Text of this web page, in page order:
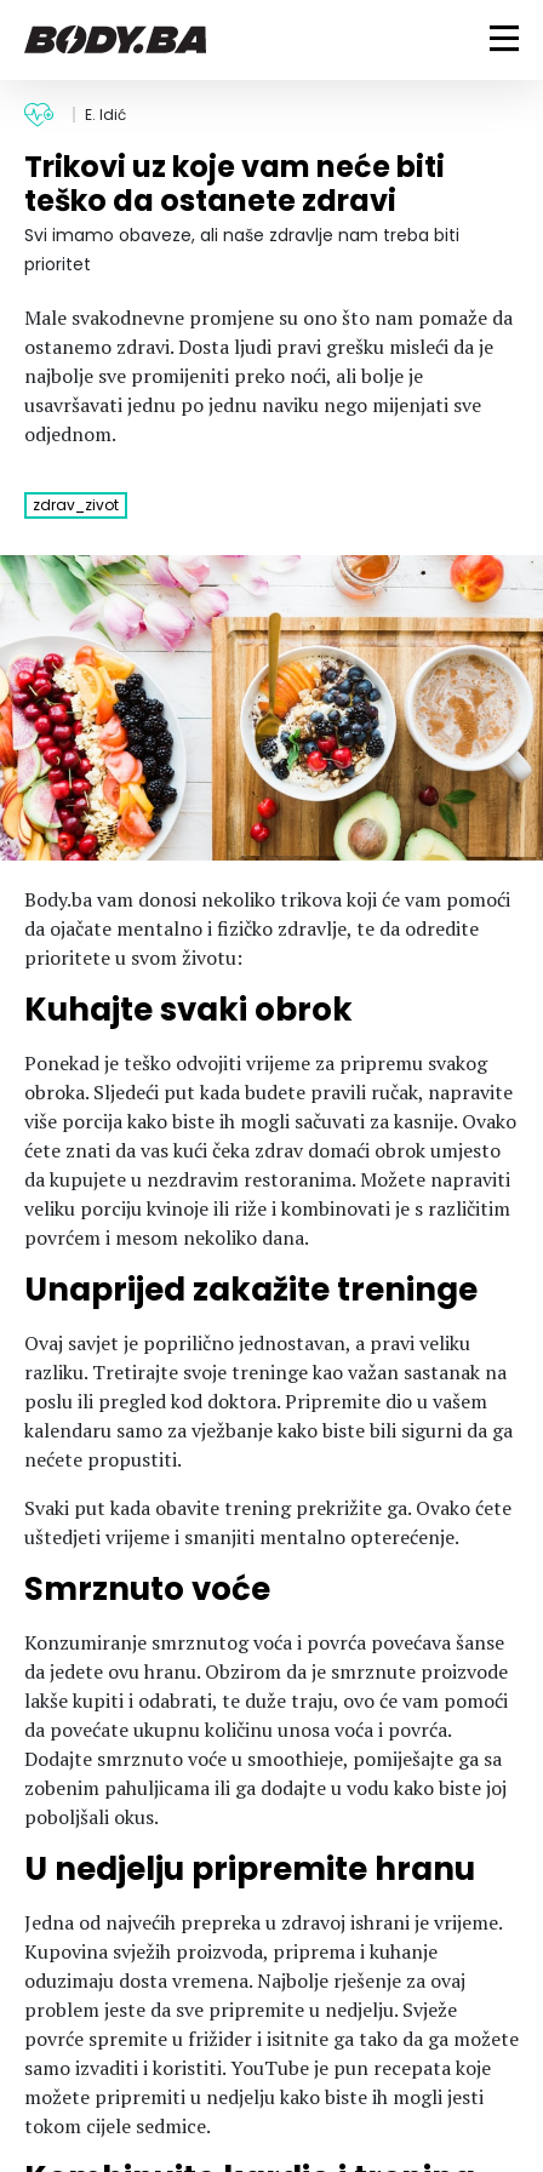
FITNESS
Vježbanje
Mršanje
Discipline
Indoor & Outdoor
BODYBUILDING
Trening i vježbe
Takmičarski bodybuilding
Ostalo
ISHRANA
Nutricionizam
Recepti
Suplementi
Tablica kalorija
ZDRAVLJE
Um i tijelo
Povrede i bolesti
Lifestyle
LIFESTYLE
Bodybuilding
Ishrana
Hedonizam
MAGAZIN
Njega nje
Njega njega
Šminka
Tehnologija
KALORIJE
E. Idić
Trikovi uz koje vam neće biti
teško da ostanete zdravi
Svi imamo obaveze, ali naše zdravlje nam treba biti
prioritet
Male svakodnevne promjene su ono što nam pomaže da
ostanemo zdravi. Dosta ljudi pravi grešku misleći da je
najbolje sve promijeniti preko noći, ali bolje je
usavršavati jednu po jednu naviku nego mijenjati sve
odjednom.
zdrav_zivot
Body.ba vam donosi nekoliko trikova koji će vam pomoći
da ojačate mentalno i fizičko zdravlje, te da odredite
prioritete u svom životu:
Kuhajte svaki obrok
Ponekad je teško odvojiti vrijeme za pripremu svakog
obroka. Sljedeći put kada budete pravili ručak, napravite
više porcija kako biste ih mogli sačuvati za kasnije. Ovako
ćete znati da vas kući čeka zdrav domaći obrok umjesto
da kupujete u nezdravim restoranima. Možete napraviti
veliku porciju kvinoje ili riže i kombinovati je s različitim
povrćem i mesom nekoliko dana.
Unaprijed zakažite treninge
Ovaj savjet je poprilično jednostavan, a pravi veliku
razliku. Tretirajte svoje treninge kao važan sastanak na
poslu ili pregled kod doktora. Pripremite dio u vašem
kalendaru samo za vježbanje kako biste bili sigurni da ga
nećete propustiti.
Svaki put kada obavite trening prekrižite ga. Ovako ćete
uštedjeti vrijeme i smanjiti mentalno opterećenje.
Smrznuto voće
Konzumiranje smrznutog voća i povrća povećava šanse
da jedete ovu hranu. Obzirom da je smrznute proizvode
lakše kupiti i odabrati, te duže traju, ovo će vam pomoći
da povećate ukupnu količinu unosa voća i povrća.
Dodajte smrznuto voće u smoothieje, pomiješajte ga sa
zobenim pahuljicama ili ga dodajte u vodu kako biste joj
poboljšali okus.
U nedjelju pripremite hranu
Jedna od najvećih prepreka u zdravoj ishrani je vrijeme.
Kupovina svježih proizvoda, priprema i kuhanje
oduzimaju dosta vremena. Najbolje rješenje za ovaj
problem jeste da sve pripremite u nedjelju. Svježe
povrće spremite u frižider i isitnite ga tako da ga možete
samo izvaditi i koristiti. YouTube je pun recepata koje
možete pripremiti u nedjelju kako biste ih mogli jesti
tokom cijele sedmice.